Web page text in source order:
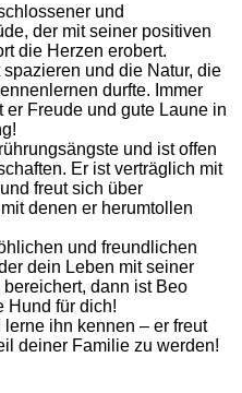
und
der mit seiner positiven
die Herzen erobert.
spazieren und die Natur, die
durfte. Immer
er Freude und gute Laune in
und ist offen
Er ist verträglich mit
freut sich über
denen er herumtollen
und freundlichen
dein Leben mit seiner
dann ist Beo
Hund für dich!
lerne ihn kennen – er freut
deiner Familie zu werden!